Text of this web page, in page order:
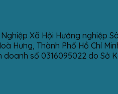
Xã Hội Hướng nghiệp
Hưng, Thành Phố Hồ Chí
doanh số 0316095022 do